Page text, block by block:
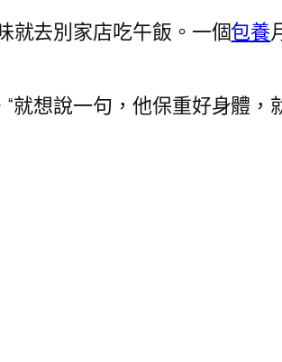
就去別家店吃午飯。一個包養
想說一句，他保重好身體，